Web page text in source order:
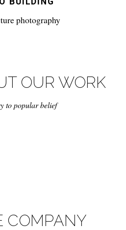
photography
OUR WORK
to popular belief
COMPANY